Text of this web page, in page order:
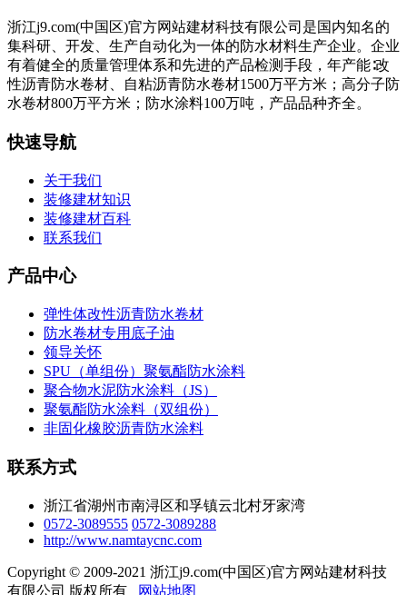
浙江j9.com(中国区)官方网站建材科技有限公司是国内知名的
集科研、开发、生产自动化为一体的防水材料生产企业。企业
有着健全的质量管理体系和先进的产品检测手段，年产能∶改
性沥青防水卷材、自粘沥青防水卷材1500万平方米；高分子防
水卷材800万平方米；防水涂料100万吨，产品品种齐全。
快速导航
关于我们
装修建材知识
装修建材百科
联系我们
产品中心
弹性体改性沥青防水卷材
防水卷材专用底子油
领导关怀
SPU（单组份）聚氨酯防水涂料
聚合物水泥防水涂料（JS）
聚氨酯防水涂料（双组份）
非固化橡胶沥青防水涂料
联系方式
浙江省湖州市南浔区和孚镇云北村牙家湾
0572-3089555 0572-3089288
http://www.namtaycnc.com
Copyright © 2009-2021 浙江j9.com(中国区)官方网站建材科技
有限公司 版权所有
网站地图